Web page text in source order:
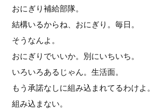
おにぎり補給部隊。
結構いるからね、おにぎり。毎日。
そうなんよ。
おにぎりでいいか。別にいちいち。
いろいろあるじゃん。生活面。
もう承諾なしに組み込まれてるわけよ。
組み込まない。